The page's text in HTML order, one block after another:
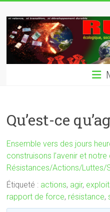
to
content
Rupture
écologique,
sociale,
vers
des
jours
heureux
Qu’est-ce
Ensemble vers des jours
construisons l’avenir et
Résistances/Actions/Luttes/
Étiqueté : actions, agir,
rapport de force, résistance,